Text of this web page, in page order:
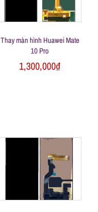
Thay màn hình Huawei Mate
10 Pro
1,300,000₫